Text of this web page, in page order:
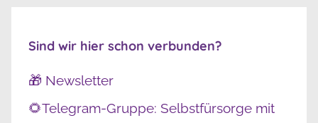
Sind wir hier schon verbunden?
🎁 Newsletter
🌻Telegram-Gruppe: Selbstfürsorge mit